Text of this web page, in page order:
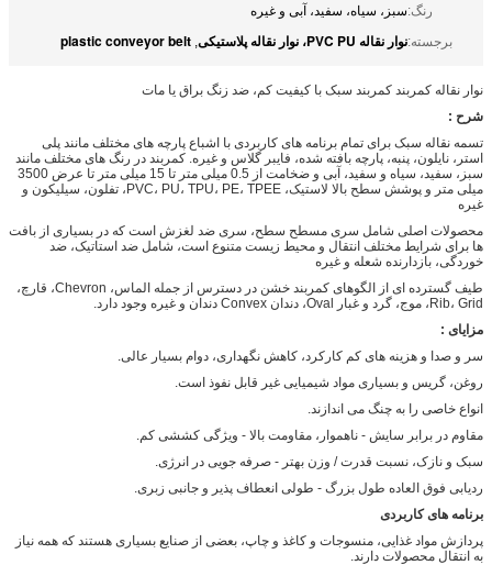
رنگ:سبز، سیاه، سفید، آبی و غیره
برجسته:نوار نقاله PVC PU، نوار نقاله پلاستیکی ,
plastic conveyor belt
نوار نقاله کمربند کمربند سبک با کیفیت کم، ضد زنگ براق یا مات
شرح :
تسمه نقاله سبک برای تمام برنامه های کاربردی با اشباع پارچه های مختلف مانند پلی
استر، نایلون، پنبه، پارچه بافته شده، فایبر گلاس و غیره. کمربند در رنگ های مختلف مانند
سبز، سفید، سیاه و سفید، آبی و ضخامت از 0.5 میلی متر تا 15 میلی متر تا عرض 3500
میلی متر و پوشش سطح بالا لاستیک، PVC، PU، TPU، PE، TPEE، تفلون، سیلیکون و
غیره
محصولات اصلی شامل سری مسطح سطح، سری ضد لغزش است که در بسیاری از بافت
ها برای شرایط مختلف انتقال و محیط زیست متنوع است، شامل ضد استاتیک، ضد
خوردگی، بازدارنده شعله و غیره
طیف گسترده ای از الگوهای کمربند خشن در دسترس از جمله الماس، Chevron، قارچ،
Rib، Grid، موج، گرد و غبار Oval، دندان Convex دندان و غیره وجود دارد.
مزایای :
سر و صدا و هزینه های کم کارکرد، کاهش نگهداری، دوام بسیار عالی.
روغن، گریس و بسیاری مواد شیمیایی غیر قابل نفوذ است.
انواع خاصی را به چنگ می اندازند.
مقاوم در برابر سایش - ناهموار، مقاومت بالا - ویژگی کششی کم.
سبک و نازک، نسبت قدرت / وزن بهتر - صرفه جویی در انرژی.
ردیابی فوق العاده طول بزرگ - طولی انعطاف پذیر و جانبی زبری.
برنامه های کاربردی
پردازش مواد غذایی، منسوجات و کاغذ و چاپ، بعضی از صنایع بسیاری هستند که همه نیاز
به انتقال محصولات دارند.